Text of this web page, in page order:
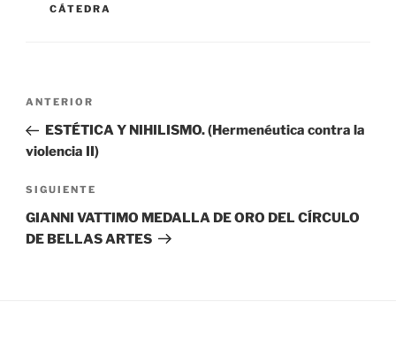
CÁTEDRA
Navegación
entradas
Entrada
anterior:
ANTERIOR
ESTÉTICA Y NIHILISMO. (Hermenéutica contra la
violencia II)
Siguiente
entrada
SIGUIENTE
GIANNI VATTIMO MEDALLA DE ORO DEL CÍRCULO
DE BELLAS ARTES